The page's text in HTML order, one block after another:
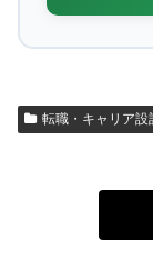
転職・キャリア設